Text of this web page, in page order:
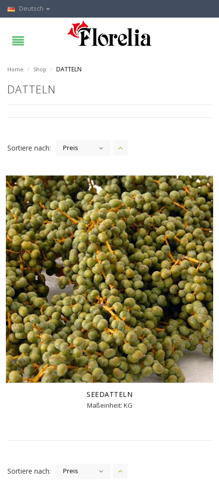
Deutsch
Home / Shop / DATTELN
DATTELN
Sortiere nach: Preis
SEEDATTELN
Maßeinheit: KG
Sortiere nach: Preis